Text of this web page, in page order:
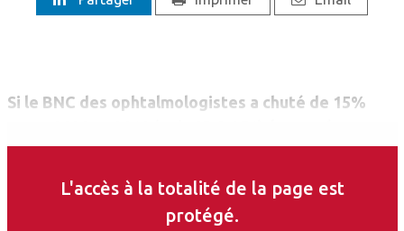
Si le BNC des ophtalmologistes a chuté de 15%
précédentes avaient été bonnes, révèle un rapport
des évaluations et des statistiques). Celui-ci note
que pour l’ensemble des médecins libéraux, les
L'accès à la totalité de la page est
protégé.